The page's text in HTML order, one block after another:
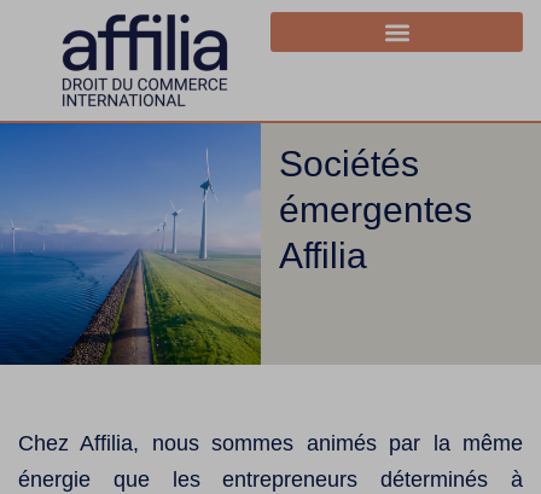
Sociétés
émergentes
Affilia
Chez Affilia, nous sommes animés par la même
énergie que les entrepreneurs déterminés à